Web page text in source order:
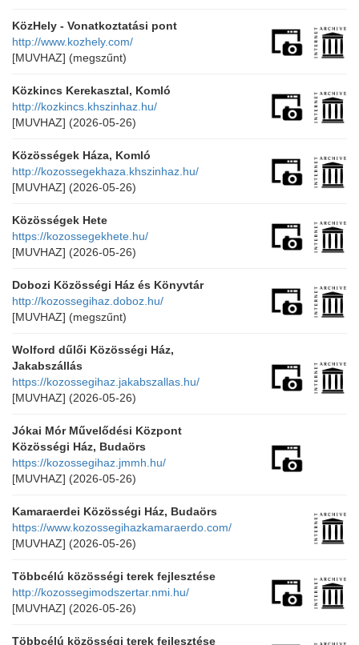
KözHely - Vonatkoztatási pont
http://www.kozhely.com/
[MUVHAZ] (megszűnt)
Közkincs Kerekasztal, Komló
http://kozkincs.khszinhaz.hu/
[MUVHAZ] (2026-05-26)
Közösségek Háza, Komló
http://kozossegekhaza.khszinhaz.hu/
[MUVHAZ] (2026-05-26)
Közösségek Hete
https://kozossegekhete.hu/
[MUVHAZ] (2026-05-26)
Dobozi Közösségi Ház és Könyvtár
http://kozossegihaz.doboz.hu/
[MUVHAZ] (megszűnt)
Wolford dűlői Közösségi Ház,
Jakabszállás
https://kozossegihaz.jakabszallas.hu/
[MUVHAZ] (2026-05-26)
Jókai Mór Művelődési Központ
Közösségi Ház, Budaörs
https://kozossegihaz.jmmh.hu/
[MUVHAZ] (2026-05-26)
Kamaraerdei Közösségi Ház, Budaörs
https://www.kozossegihazkamaraerdo.com/
[MUVHAZ] (2026-05-26)
Többcélú közösségi terek fejlesztése
http://kozossegimodszertar.nmi.hu/
[MUVHAZ] (2026-05-26)
Többcélú közösségi terek fejlesztése